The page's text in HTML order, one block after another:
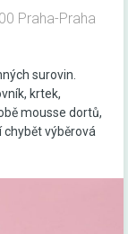
Praha-Praha
surovin.
krtek,
mousse dortů,
výběrová